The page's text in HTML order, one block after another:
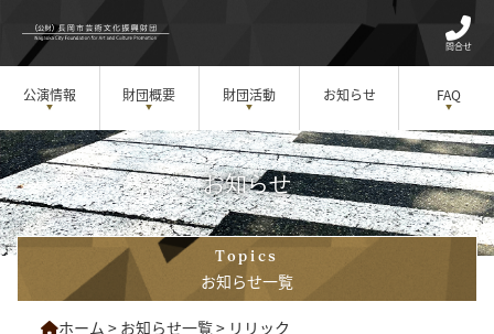
問合せ
公演情報 財団概要 財団活動 お知らせ FAQ
お知らせ
Topics
お知らせ一覧
ホーム > お知らせ一覧> リリック